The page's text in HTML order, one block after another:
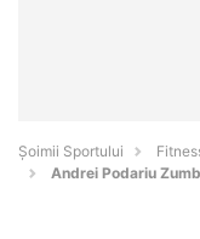
Șoimii Sportului
Andrei Podariu